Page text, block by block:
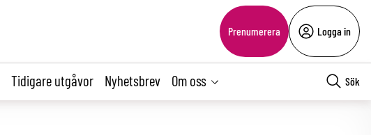
Prenumerera Logga in
Tidigare utgåvor Nyhetsbrev Om oss Sök